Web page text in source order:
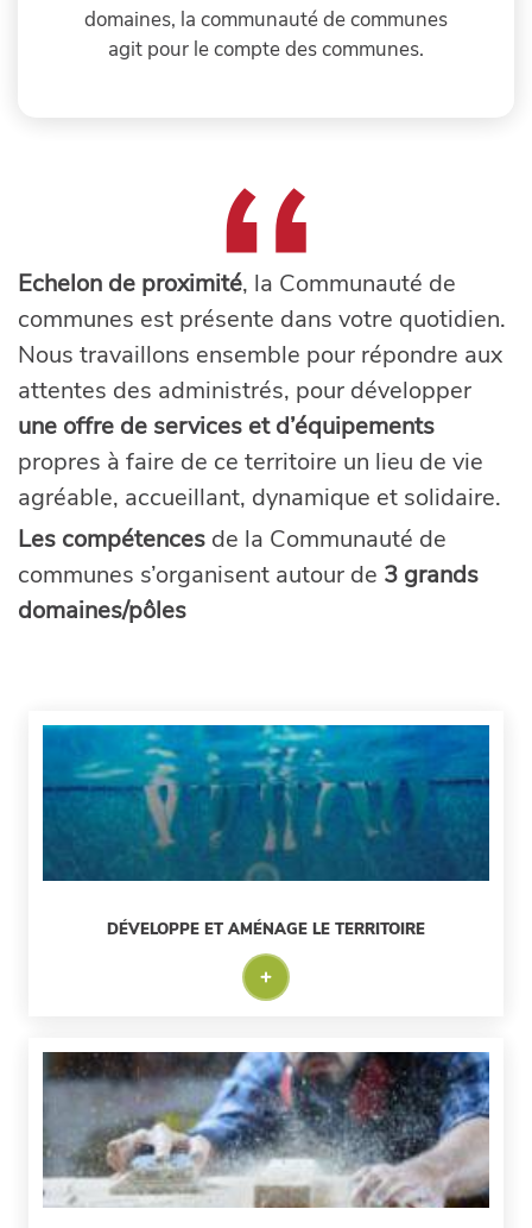
domaines, la communauté de communes
agit pour le compte des communes.
Echelon de proximité, la Communauté de
communes est présente dans votre quotidien.
Nous travaillons ensemble pour répondre aux
attentes des administrés, pour développer
une offre de services et d’équipements
propres à faire de ce ter­ritoire un lieu de vie
agréable, accueillant, dynamique et solidaire.
Les compétences de la Communauté de
communes s’organisent autour de 3 grands
domaines/pôles
DÉVELOPPE ET AMÉNAGE LE TERRITOIRE